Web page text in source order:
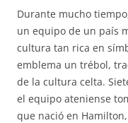
Durante mucho
un equipo de un país
cultura tan rica en
emblema un trébol,
de la cultura celta.
el equipo ateniense
que nació en